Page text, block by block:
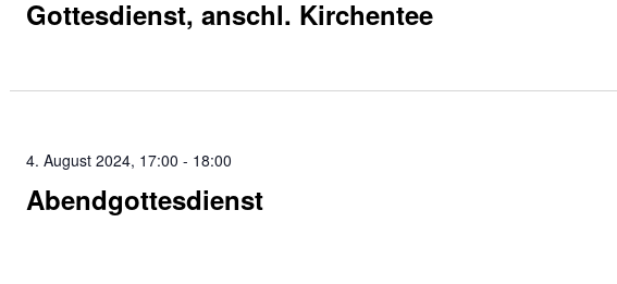
Gottesdienst, anschl. Kirchentee
Abendgottesdienst
4. August 2024, 17:00 - 18:00